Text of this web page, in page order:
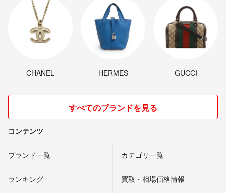
CHANEL HERMES GUCCI
すべてのブランドを見る
コンテンツ
ブランド一覧 カテゴリ一覧
ランキング 買取・相場価格情報